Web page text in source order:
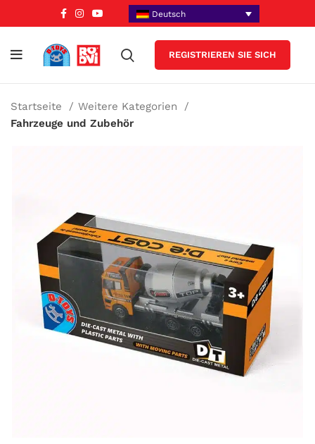
Deutsch
REGISTRIEREN SIE SICH
Startseite
Weitere Kategorien
Fahrzeuge und Zubehör